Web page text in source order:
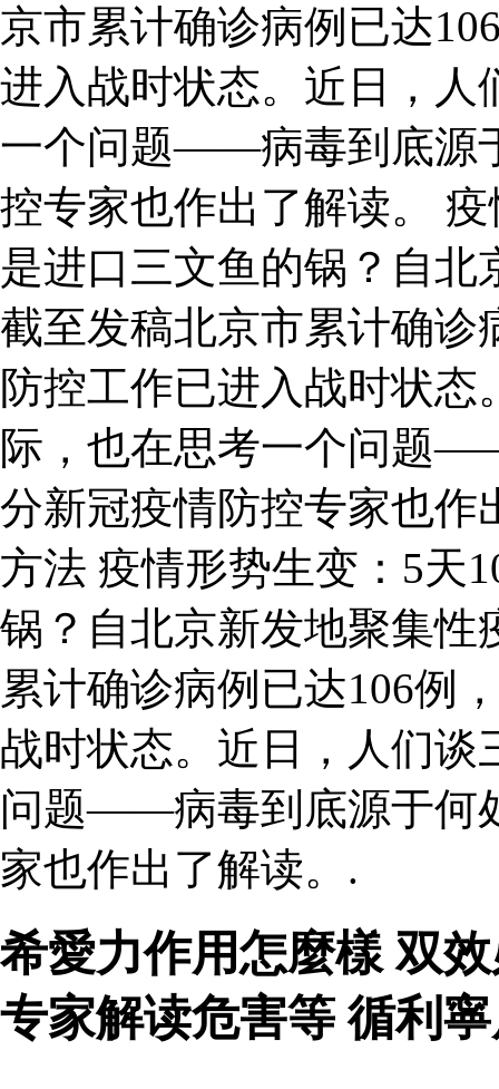
京市累计确诊病例已达
进入战时状态。近日，人
一个问题——病毒到底源
控专家也作出了解读。
是进口三文鱼的锅？自
截至发稿北京市累计确诊
防控工作已进入战时状
际，也在思考一个问题
分新冠疫情防控专家也作
方法 疫情形势生变：5天
锅？自北京新发地聚集性
累计确诊病例已达106例
战时状态。近日，人们谈
问题——病毒到底源于何
家也作出了解读。.
希愛力作用怎麼樣 双
专家解读危害等 循利